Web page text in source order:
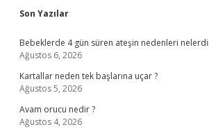
Sidebar
Son Yazılar
Bebeklerde 4 gün süren ateşin nedenleri
Ağustos 6, 2026
Kartallar neden tek başlarına uçar ?
Ağustos 5, 2026
Avam orucu nedir ?
Ağustos 4, 2026